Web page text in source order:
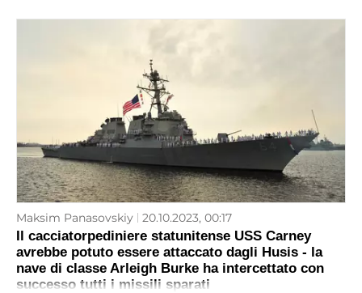
Maksim Panasovskiy 20.10.2023, 00:17
Il cacciatorpediniere statunitense USS Carney
avrebbe potuto essere attaccato dagli Husis - la
nave di classe Arleigh Burke ha intercettato con
successo tutti i missili sparati